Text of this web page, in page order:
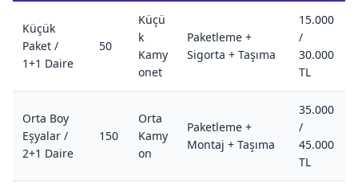
Küçük
Paket /
1+1 Daire
50
Küçü
k
Kamy
onet
Paketleme +
Sigorta + Taşıma
15.000
/
30.000
TL
Orta Boy
Eşyalar /
2+1 Daire
150
Orta
Kamy
on
Paketleme +
Montaj + Taşıma
35.000
/
45.000
TL